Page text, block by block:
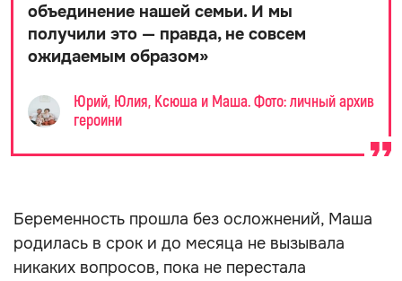
объединение нашей семьи. И мы
получили это — правда, не совсем
ожидаемым образом»
Юрий, Юлия, Ксюша и Маша. Фото: личный архив
героини
Беременность прошла без осложнений, Маша
родилась в срок и до месяца не вызывала
никаких вопросов, пока не перестала